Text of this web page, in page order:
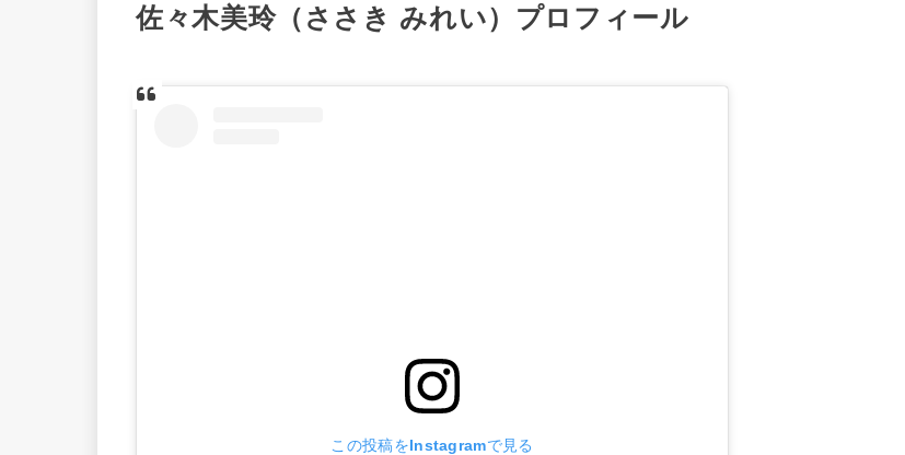
佐々木美玲（ささき みれい）プロフィール
この投稿をInstagramで見る